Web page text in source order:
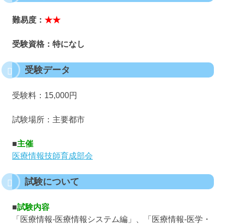
難易度： ★★
受験資格：特になし
受験データ
受験料：15,000円
試験場所：主要都市
■主催
医療情報技師育成部会
試験について
■試験内容
「医療情報-医療情報システム編」、「医療情報-医学・